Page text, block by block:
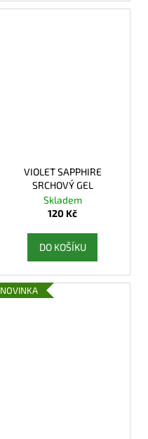
VIOLET SAPPHIRE
SRCHOVÝ GEL
Skladem
120 Kč
DO KOŠÍKU
NOVINKA